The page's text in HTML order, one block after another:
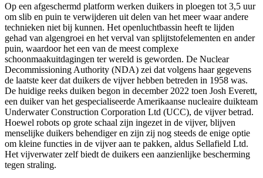
Op een afgeschermd platform werken duikers in ploegen tot 3,5 uur
om slib en puin te verwijderen uit delen van het meer waar andere
technieken niet bij kunnen. Het openluchtbassin heeft te lijden
gehad van algengroei en het verval van splijtstofelementen en ander
puin, waardoor het een van de meest complexe
schoonmaakuitdagingen ter wereld is geworden. De Nuclear
Decommissioning Authority (NDA) zei dat volgens haar gegevens
de laatste keer dat duikers de vijver hebben betreden in 1958 was.
De huidige reeks duiken begon in december 2022 toen Josh Everett,
een duiker van het gespecialiseerde Amerikaanse nucleaire duikteam
Underwater Construction Corporation Ltd (UCC), de vijver betrad.
Hoewel robots op grote schaal zijn ingezet in de vijver, blijven
menselijke duikers behendiger en zijn zij nog steeds de enige optie
om kleine functies in de vijver aan te pakken, aldus Sellafield Ltd.
Het vijverwater zelf biedt de duikers een aanzienlijke bescherming
tegen straling.